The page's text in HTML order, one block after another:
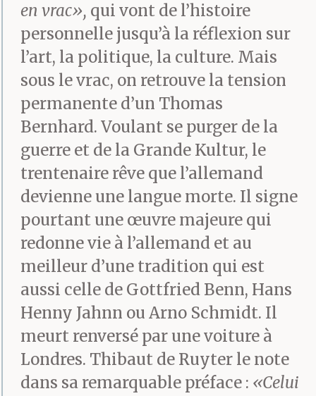
en vrac», qui vont de l’histoire
personnelle jusqu’à la réflexion sur
l’art, la politique, la culture. Mais
sous le vrac, on retrouve la tension
permanente d’un Thomas
Bernhard. Voulant se purger de la
guerre et de la Grande Kultur, le
trentenaire rêve que l’allemand
devienne une langue morte. Il signe
pourtant une œuvre majeure qui
redonne vie à l’allemand et au
meilleur d’une tradition qui est
aussi celle de Gottfried Benn, Hans
Henny Jahnn ou Arno Schmidt. Il
meurt renversé par une voiture à
Londres. Thibaut de Ruyter le note
dans sa remarquable préface : «Celui